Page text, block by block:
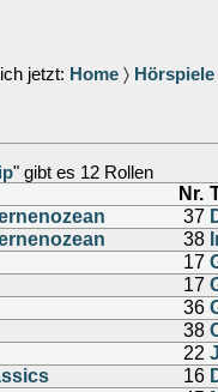
jetzt: Home 〉 Hörspiele
" gibt es 12 Rollen
Nr.
37
38
17
17
36
38
22
16